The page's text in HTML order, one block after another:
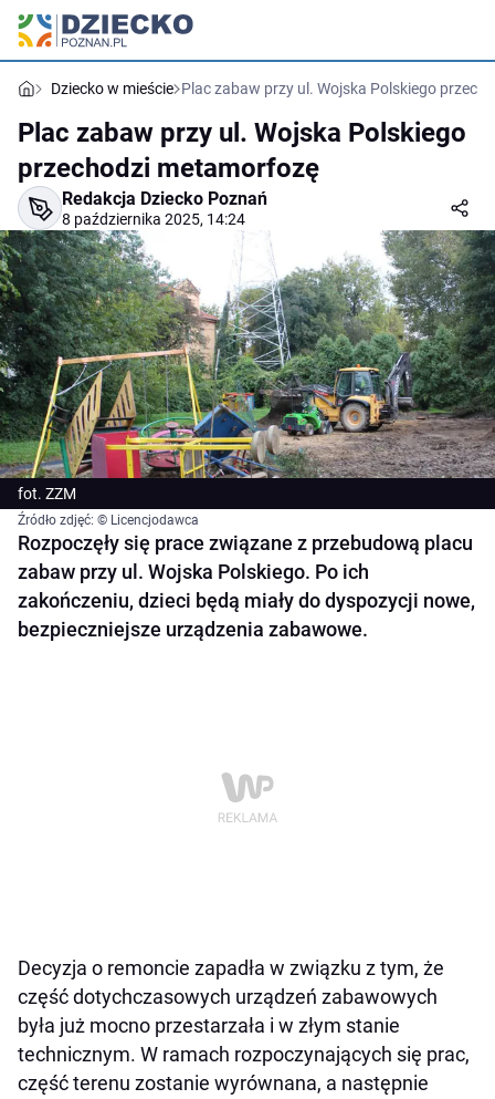
Dziecko w mieście Plac zabaw przy ul. Wojska Polskiego
Plac zabaw przy ul. Wojska Polskiego
przechodzi metamorfozę
Redakcja Dziecko Poznań
8 października 2025, 14:24
fot. ZZM
Źródło zdjęć: © Licencjodawca
Rozpoczęły się prace związane z przebudową placu
zabaw przy ul. Wojska Polskiego. Po ich
zakończeniu, dzieci będą miały do dyspozycji nowe,
bezpieczniejsze urządzenia zabawowe.
Decyzja o remoncie zapadła w związku z tym, że
część dotychczasowych urządzeń zabawowych
była już mocno przestarzała i w złym stanie
technicznym. W ramach rozpoczynających się prac,
część terenu zostanie wyrównana, a następnie